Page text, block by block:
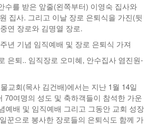
수를 받은 앞줄(왼쪽부터) 이영숙 집사와
집사. 그리고 이날 장로 은퇴식을 가진(뒷
연 장로와 김명열 장로.
년 기념 임직예배 및 장로 은퇴식 가져
은퇴.. 임직장로 오미혜, 안수집사 염진원-
교회(목사 김건배)에서는 지난 1월 14일
70여명의 성도 및 축하객들이 참석한 가운
예배 및 임직예배 그리고 그동안 교회 성장
꾼으로 봉사한 장로들의 은퇴식도 함께 가